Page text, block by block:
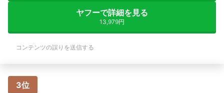
ヤフーで詳細を見る
13,979円
コンテンツの誤りを送信する
3位